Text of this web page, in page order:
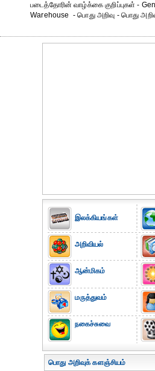
படைத்தோரின் வாழ்க்கை குறிப்புகள் -
Warehouse - பொது அறிவு - பொது
இலக்கியங்கள்
அறிவியல்
ஆன்மிகம்
மருத்துவம்
நகைச்சுவை
பொது அறிவுக் களஞ்சியம்